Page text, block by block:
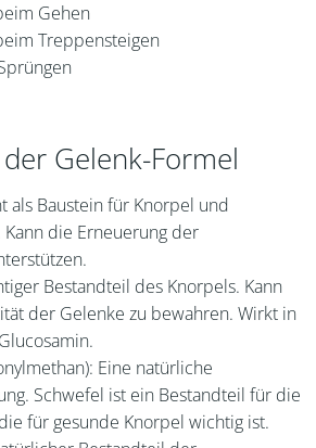
Gehen
Treppensteigen
Gelenk-Formel
als Baustein für Knorpel und
die Erneuerung der
Bestandteil des Knorpels. Kann
der Gelenke zu bewahren. Wirkt in
Eine natürliche
Schwefel ist ein Bestandteil für die
für gesunde Knorpel wichtig ist.